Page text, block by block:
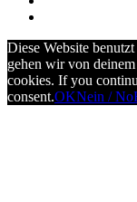
Diese Website
gehen wir von
cookies. If you
consent.OKNein / No